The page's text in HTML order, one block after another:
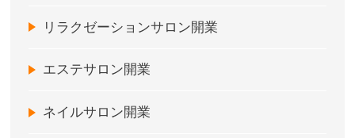
リラクゼーションサロン開業
エステサロン開業
ネイルサロン開業